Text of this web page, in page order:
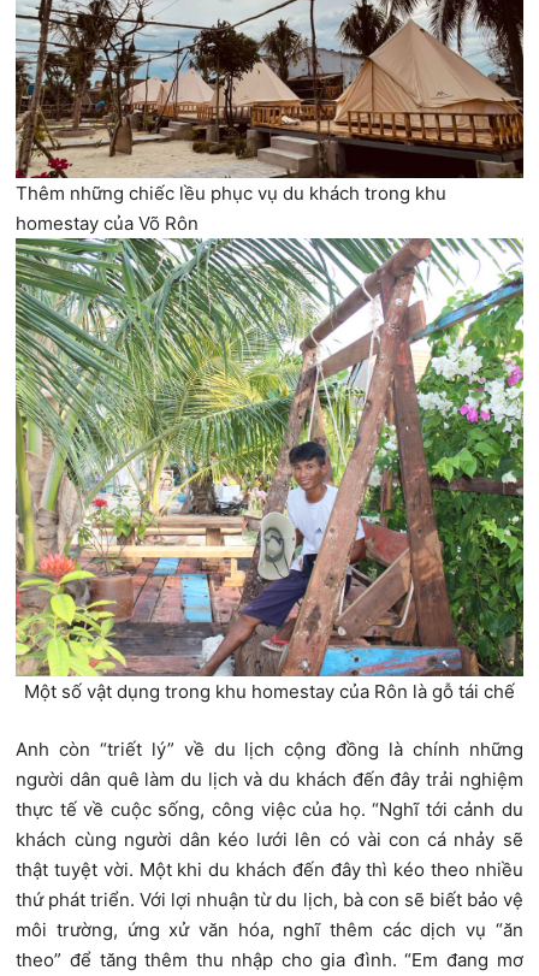
Thêm những chiếc lều phục vụ du khách trong khu
homestay của Võ Rôn
Một số vật dụng trong khu homestay của Rôn là gỗ tái chế
Anh còn “triết lý” về du lịch cộng đồng là chính những
người dân quê làm du lịch và du khách đến đây trải nghiệm
thực tế về cuộc sống, công việc của họ. “Nghĩ tới cảnh du
khách cùng người dân kéo lưới lên có vài con cá nhảy sẽ
thật tuyệt vời. Một khi du khách đến đây thì kéo theo nhiều
thứ phát triển. Với lợi nhuận từ du lịch, bà con sẽ biết bảo vệ
môi trường, ứng xử văn hóa, nghĩ thêm các dịch vụ “ăn
theo” để tăng thêm thu nhập cho gia đình. “Em đang mơ